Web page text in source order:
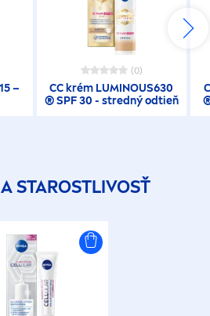
–
(0)
CC krém LUMINOUS630
® SPF 30 - stredný odtieň
STAROSTLIVOSŤ